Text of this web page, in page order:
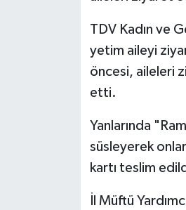
TDV Kadın ve
yetim aileyi
öncesi, aileleri
etti.
Yanlarında
süsleyerek
kartı teslim
İl Müftü
Bitlis Müftülüğü
Bolu Müftülüğü
Bursa Müftülüğü
Çanakkale Müftülüğü
Makaleler